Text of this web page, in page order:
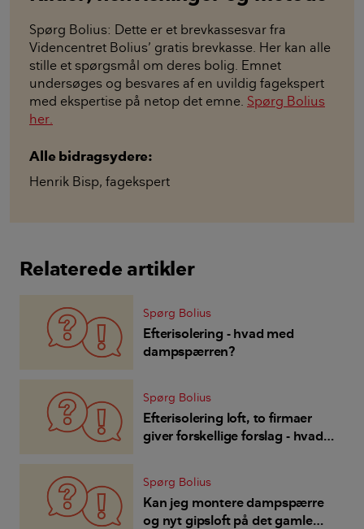
Spørg Bolius: Dette er et brevkassesvar fra
Videncentret Bolius’ gratis brevkasse. Her kan alle
stille et spørgsmål om deres bolig. Emnet
undersøges og besvares af en uvildig fagekspert
med ekspertise på netop det emne. Spørg Bolius
her.
Alle bidragsydere:
Henrik Bisp, fagekspert
Relaterede artikler
Spørg Bolius
Efterisolering - hvad med
dampspærren?
Spørg Bolius
Efterisolering loft, to firmaer
giver forskellige forslag - hvad
Spørg Bolius
Kan jeg montere dampspærre
og nyt gipsloft på det gamle